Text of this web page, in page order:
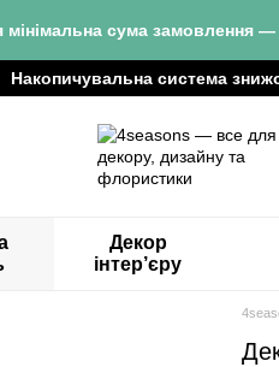
мінімальна сума замовлення
Накопичувальна система
Декор
інтер’єру